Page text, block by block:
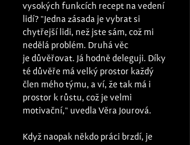
vysokých funkcích recept na vedení
lidí? "Jedna zásada je vybrat si
chytřejší lidi, než jste sám, což mi
nedělá problém. Druhá věc
je důvěřovat. Já hodně deleguji. Díky
té důvěře má velký prostor každý
člen mého týmu, a ví, že tak má i
prostor k růstu, což je velmi
motivační," uvedla Věra Jourová.
Když naopak někdo práci brzdí, je